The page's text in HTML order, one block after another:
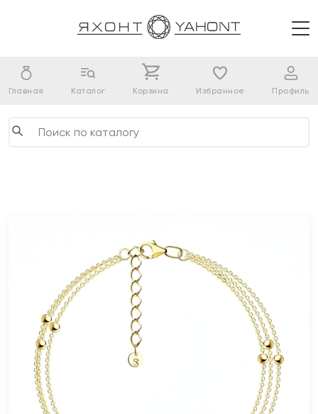
Главная Каталог Корзина Избранное Профиль